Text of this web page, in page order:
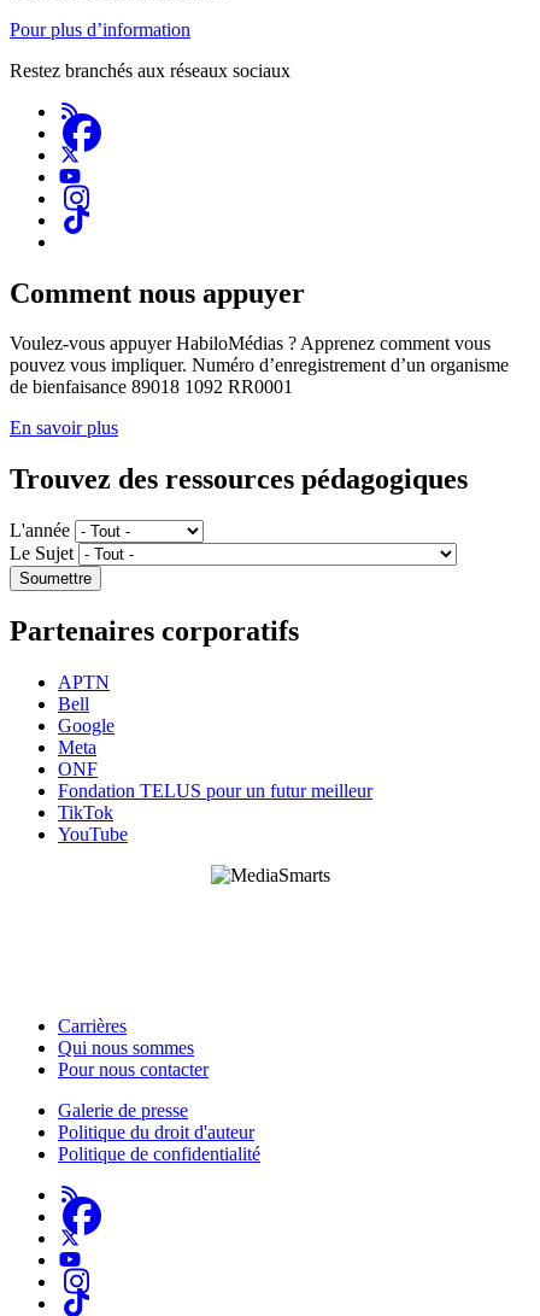
Pour plus d’information
Restez branchés aux réseaux sociaux
Comment nous appuyer
Voulez-vous appuyer HabiloMédias ? Apprenez comment vous
pouvez vous impliquer. Numéro d’enregistrement d’un organisme
de bienfaisance 89018 1092 RR0001
En savoir plus
Trouvez des ressources pédagogiques
L'année
Le Sujet
Partenaires corporatifs
APTN
Bell
Google
Meta
ONF
Fondation TELUS pour un futur meilleur
TikTok
YouTube
Footer
This
Site
Carrières
Qui nous sommes
Pour nous contacter
Footer
About
Us
Galerie de presse
Politique du droit d'auteur
Politique de confidentialité